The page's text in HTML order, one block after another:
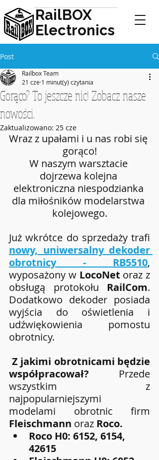
RailBOX
Electronics
Post
Gorąco? To jeszcze nic! Zobacz nasze
nowości.
Railbox Team
21 cze 1 minut(y) czytania
Zaktualizowano: 25 cze
Wraz z upałami i u nas robi się
gorąco!
W naszym warsztacie
dojrzewa kolejna
elektroniczna niespodzianka
dla miłośników modelarstwa
kolejowego.
nowy, uniwersalny dekoder
obrotnicy - RB5510,
wyposażony w LocoNet oraz z
obsługą protokołu RailCom.
Dodatkowo dekoder posiada
wyjścia do oświetlenia i
udźwiękowienia pomostu
obrotnicy.
Z jakimi obrotnicami będzie
współpracował? Przede
wszystkim z
najpopularniejszymi
Fleischmann oraz Roco.
Roco H0: 6152, 6154,
42615